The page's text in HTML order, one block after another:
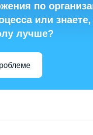
по
или знаете,
лучше?